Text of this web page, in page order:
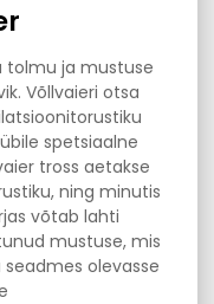
tolmu ja mustuse
Võllvaieri otsa
spetsiaalne
tross aetakse
ning minutis
võtab lahti
mustuse, mis
olevasse